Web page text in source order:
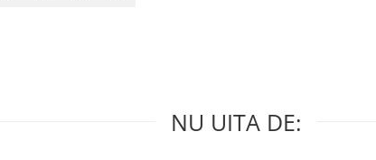
NU UITA DE: